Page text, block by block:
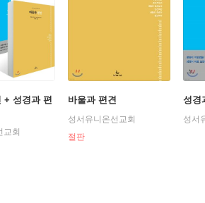
+ 성경과 편
교회
바울과 편견
성서유니온선교회
절판
성경
성서